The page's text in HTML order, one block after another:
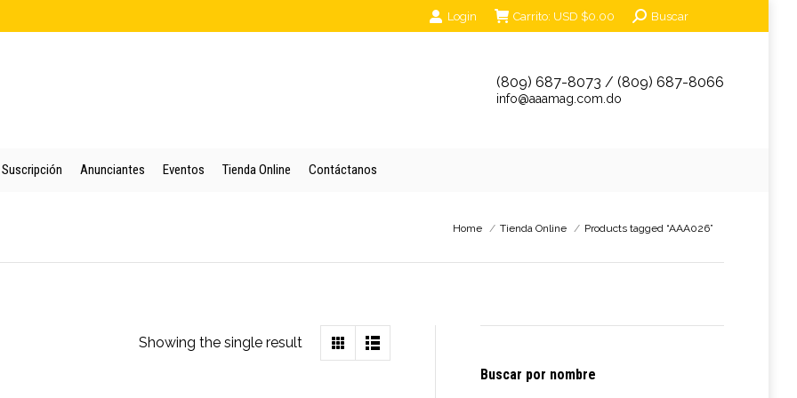
Login Carrito: USD $0.00 Search:Buscar
(809) 687-8073 / (809) 687-8066
info@aaamag.com.do
Suscripción Anunciantes Eventos Tienda Online Contáctanos
You are here:
Home Tienda Online Products tagged “AAA026”
Showing the single result
Buscar por nombre
Quienes Somos Colección Puntos de Venta Suscripción Anunciantes Eventos Tienda Online Contáctanos